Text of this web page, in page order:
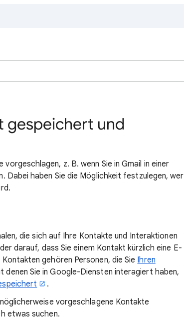
gespeichert und
z. B. wenn Sie in Gmail in einer
Dabei haben Sie die Möglichkeit festzulegen, wer
die sich auf Ihre Kontakte und Interaktionen
darauf, dass Sie einem Kontakt kürzlich eine E-
gehören Personen, die Sie Ihren
denen Sie in Google-Diensten interagiert haben,
.
vorgeschlagene Kontakte
etwas suchen.